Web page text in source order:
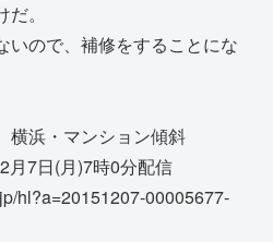
。
いので、補修をすることにな
浜・マンション傾斜
月7日(月)7時0分配信
hl?a=20151207-00005677-